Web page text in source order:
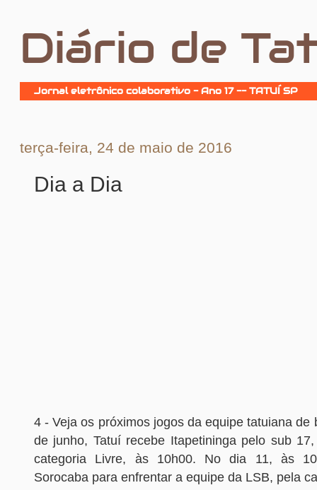
Diário de
Jornal eletrônico colaborativo - Ano 17 -- TATUÍ SP
terça-feira, 24 de maio de 2016
Dia a Dia
4 - Veja os próximos jogos da equipe tatuiana de
de junho, Tatuí recebe Itapetininga pelo sub
categoria Livre, às 10h00. No dia 11, às
Sorocaba para enfrentar a equipe da LSB, pela